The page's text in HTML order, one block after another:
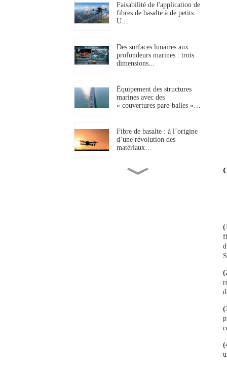
Faisabilité de l'application de
fibres de basalte à de petits
U...
Des surfaces lunaires aux
profondeurs marines : trois
dimensions...
Équipement des structures
marines avec des
« couvertures pare-balles »…
Fibre de basalte : à l’origine
d’une révolution des
matériaux…